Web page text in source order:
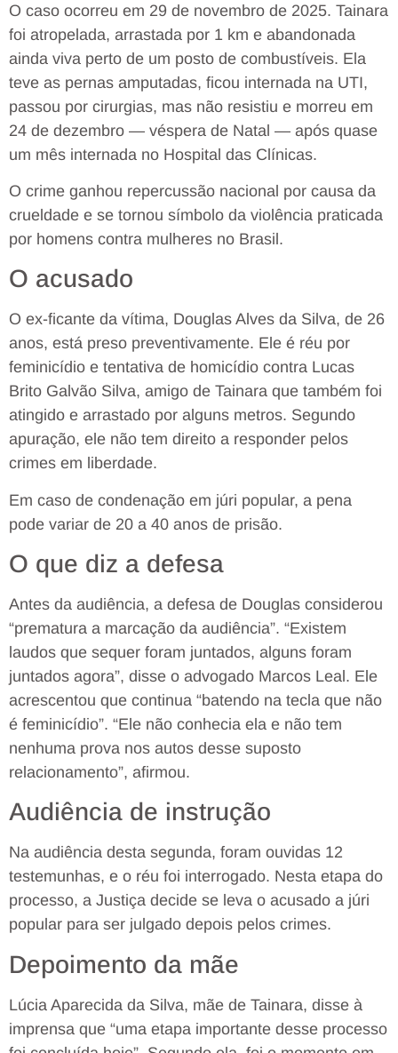
O caso ocorreu em 29 de novembro de 2025. Tainara
foi atropelada, arrastada por 1 km e abandonada
ainda viva perto de um posto de combustíveis. Ela
teve as pernas amputadas, ficou internada na UTI,
passou por cirurgias, mas não resistiu e morreu em
24 de dezembro — véspera de Natal — após quase
um mês internada no Hospital das Clínicas.
O crime ganhou repercussão nacional por causa da
crueldade e se tornou símbolo da violência praticada
por homens contra mulheres no Brasil.
O acusado
O ex-ficante da vítima, Douglas Alves da Silva, de 26
anos, está preso preventivamente. Ele é réu por
feminicídio e tentativa de homicídio contra Lucas
Brito Galvão Silva, amigo de Tainara que também foi
atingido e arrastado por alguns metros. Segundo
apuração, ele não tem direito a responder pelos
crimes em liberdade.
Em caso de condenação em júri popular, a pena
pode variar de 20 a 40 anos de prisão.
O que diz a defesa
Antes da audiência, a defesa de Douglas considerou
“prematura a marcação da audiência”. “Existem
laudos que sequer foram juntados, alguns foram
juntados agora”, disse o advogado Marcos Leal. Ele
acrescentou que continua “batendo na tecla que não
é feminicídio”. “Ele não conhecia ela e não tem
nenhuma prova nos autos desse suposto
relacionamento”, afirmou.
Audiência de instrução
Na audiência desta segunda, foram ouvidas 12
testemunhas, e o réu foi interrogado. Nesta etapa do
processo, a Justiça decide se leva o acusado a júri
popular para ser julgado depois pelos crimes.
Depoimento da mãe
Lúcia Aparecida da Silva, mãe de Tainara, disse à
imprensa que “uma etapa importante desse processo